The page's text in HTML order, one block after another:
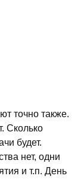
точно также.
Сколько
будет.
нет, одни
и т.п. День